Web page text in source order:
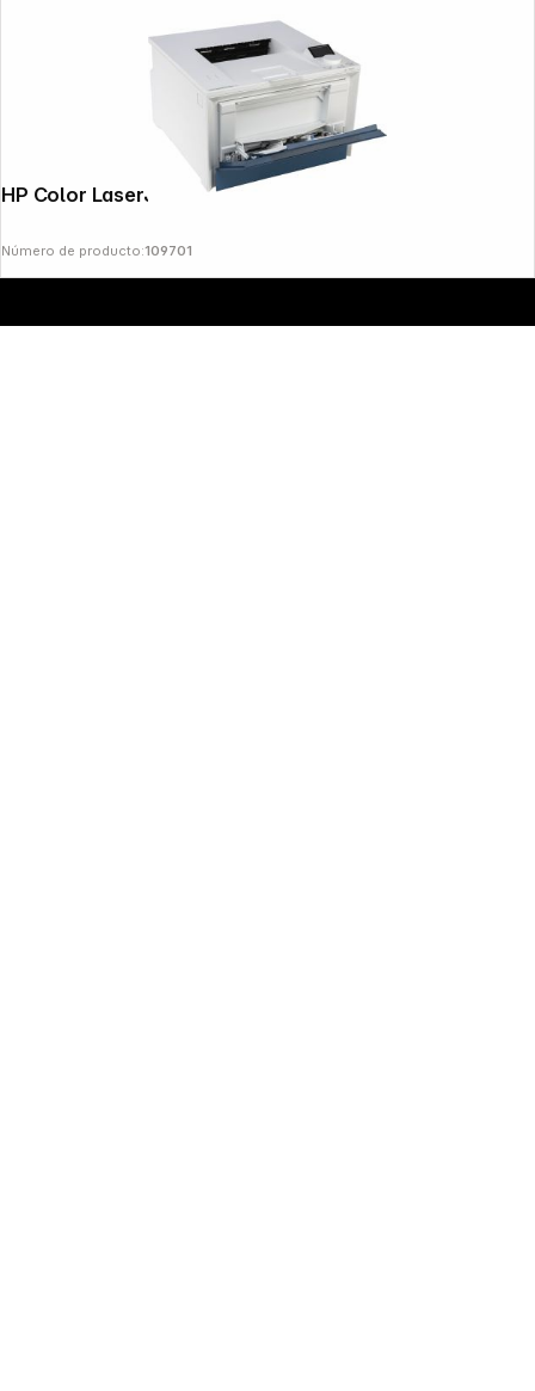
HP Color LaserJet Pro 4202 dn
Número de producto:109701